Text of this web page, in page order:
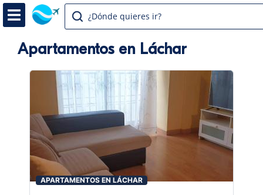
¿Dónde quieres ir?
Apartamentos en Láchar
APARTAMENTOS EN LÁCHAR